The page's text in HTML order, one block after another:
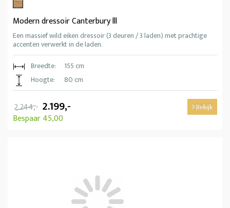
Modern dressoir Canterbury lll
Een massief wild eiken dressoir (3 deuren / 3 laden) met prachtige
accenten verwerkt in de laden.
Breedte:
155 cm
Hoogte:
80 cm
2.244,- 2.199,-
Bespaar 45,00
Bekijk